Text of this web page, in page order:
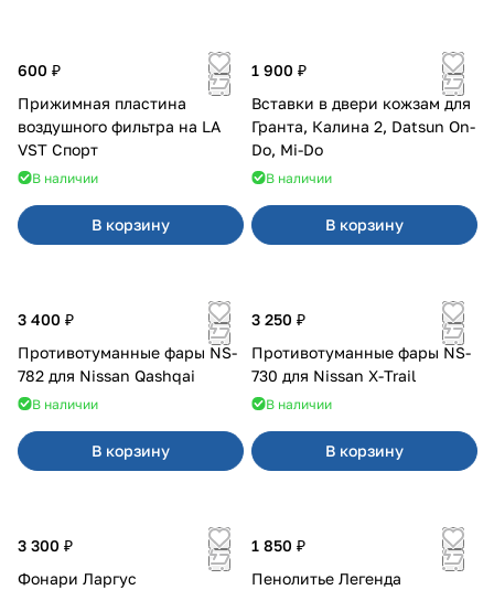
600 ₽
Прижимная пластина
воздушного фильтра на LA
VST Спорт
В наличии
В корзину
1 900 ₽
Вставки в двери кожзам для
Гранта, Калина 2, Datsun On-
Do, Mi-Do
В наличии
В корзину
3 400 ₽
Противотуманные фары NS-
782 для Nissan Qashqai
В наличии
В корзину
3 250 ₽
Противотуманные фары NS-
730 для Nissan X-Trail
В наличии
В корзину
3 300 ₽
Фонари Ларгус
1 850 ₽
Пенолитье Легенда